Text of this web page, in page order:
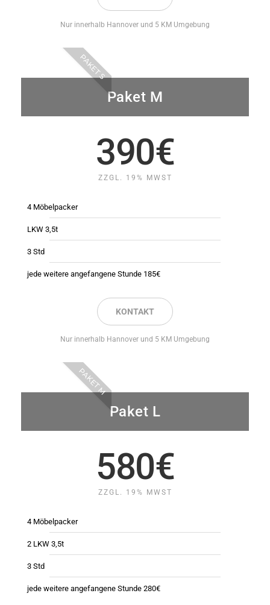
Nur innerhalb Hannover und 5 KM Umgebung
PAKET S
Paket M
390€
ZZGL. 19% MWST
4 Möbelpacker
LKW 3,5t
3 Std
jede weitere angefangene Stunde 185€
KONTAKT
Nur innerhalb Hannover und 5 KM Umgebung
PAKET M
Paket L
580€
ZZGL. 19% MWST
4 Möbelpacker
2 LKW 3,5t
3 Std
jede weitere angefangene Stunde 280€